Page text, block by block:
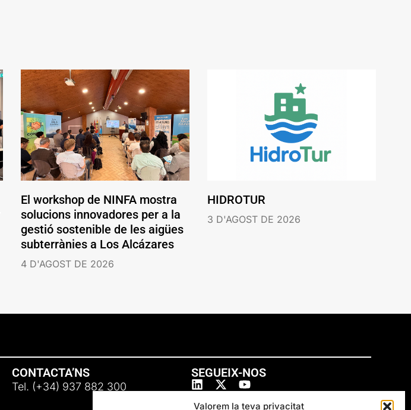
Valorem la teva privacitat
El workshop de NINFA mostra
solucions innovadores per a la
gestió sostenible de les aigües
subterrànies a Los Alcázares
4 D'AGOST DE 2026
HIDROTUR
3 D'AGOST DE 2026
CONTACTA’NS
Tel. (+34) 937 882 300
SEGUEIX-NOS